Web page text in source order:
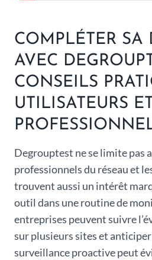
COMPLÉTER SA
AVEC
CONSEILS
UTILISATEURS ET
Degrouptest ne se limite pas
professionnels du réseau et
trouvent aussi un intérêt
outil dans une routine de
entreprises peuvent suivre
sur plusieurs sites et
surveillance proactive peut